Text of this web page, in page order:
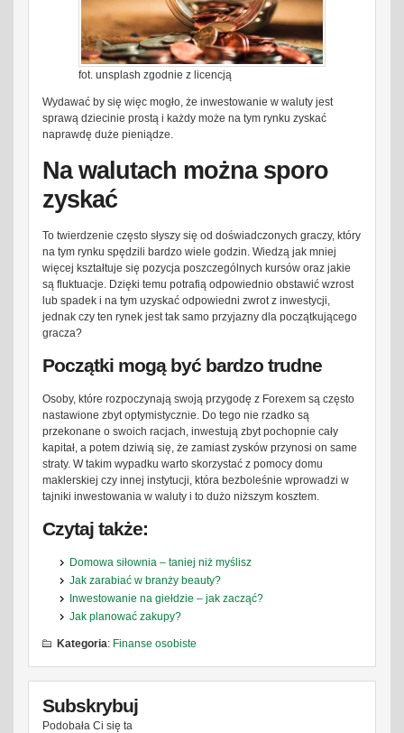
fot. unsplash zgodnie z licencją
Wydawać by się więc mogło, że inwestowanie w waluty jest
sprawą dziecinie prostą i każdy może na tym rynku zyskać
naprawdę duże pieniądze.
Na walutach można sporo
zyskać
To twierdzenie często słyszy się od doświadczonych graczy, który
na tym rynku spędzili bardzo wiele godzin. Wiedzą jak mniej
więcej kształtuje się pozycja poszczególnych kursów oraz jakie
są fluktuacje. Dzięki temu potrafią odpowiednio obstawić wzrost
lub spadek i na tym uzyskać odpowiedni zwrot z inwestycji,
jednak czy ten rynek jest tak samo przyjazny dla początkującego
gracza?
Początki mogą być bardzo trudne
Osoby, które rozpoczynają swoją przygodę z Forexem są często
nastawione zbyt optymistycznie. Do tego nie rzadko są
przekonane o swoich racjach, inwestują zbyt pochopnie cały
kapitał, a potem dziwią się, że zamiast zysków przynosi on same
straty. W takim wypadku warto skorzystać z pomocy domu
maklerskiej czy innej instytucji, która bezboleśnie wprowadzi w
tajniki inwestowania w waluty i to dużo niższym kosztem.
Czytaj także:
Domowa siłownia – taniej niż myślisz
Jak zarabiać w branży beauty?
Inwestowanie na giełdzie – jak zacząć?
Jak planować zakupy?
Kategoria: Finanse osobiste
Subskrybuj
Podobała Ci się ta